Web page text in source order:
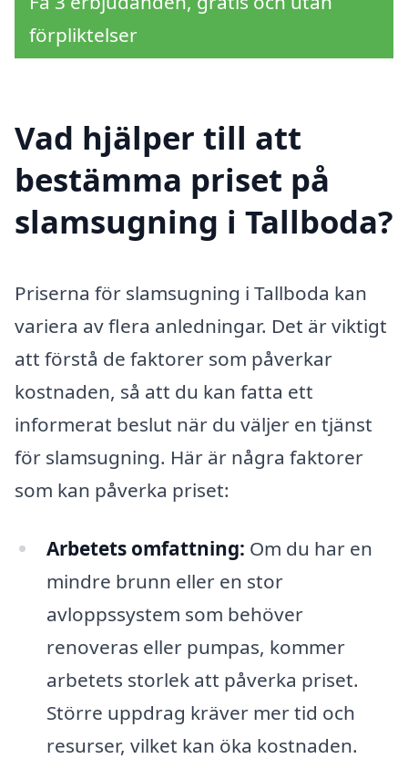
förpliktelser
Vad hjälper till att
bestämma priset på
slamsugning i Tallboda?
Priserna för slamsugning i Tallboda kan
variera av flera anledningar. Det är viktigt
att förstå de faktorer som påverkar
kostnaden, så att du kan fatta ett
informerat beslut när du väljer en tjänst
för slamsugning. Här är några faktorer
som kan påverka priset:
Arbetets omfattning: Om du har en
mindre brunn eller en stor
avloppssystem som behöver
renoveras eller pumpas, kommer
arbetets storlek att påverka priset.
Större uppdrag kräver mer tid och
resurser, vilket kan öka kostnaden.